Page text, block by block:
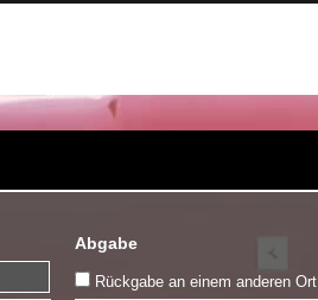
Abgabe
Rückgabe an einem anderen Ort